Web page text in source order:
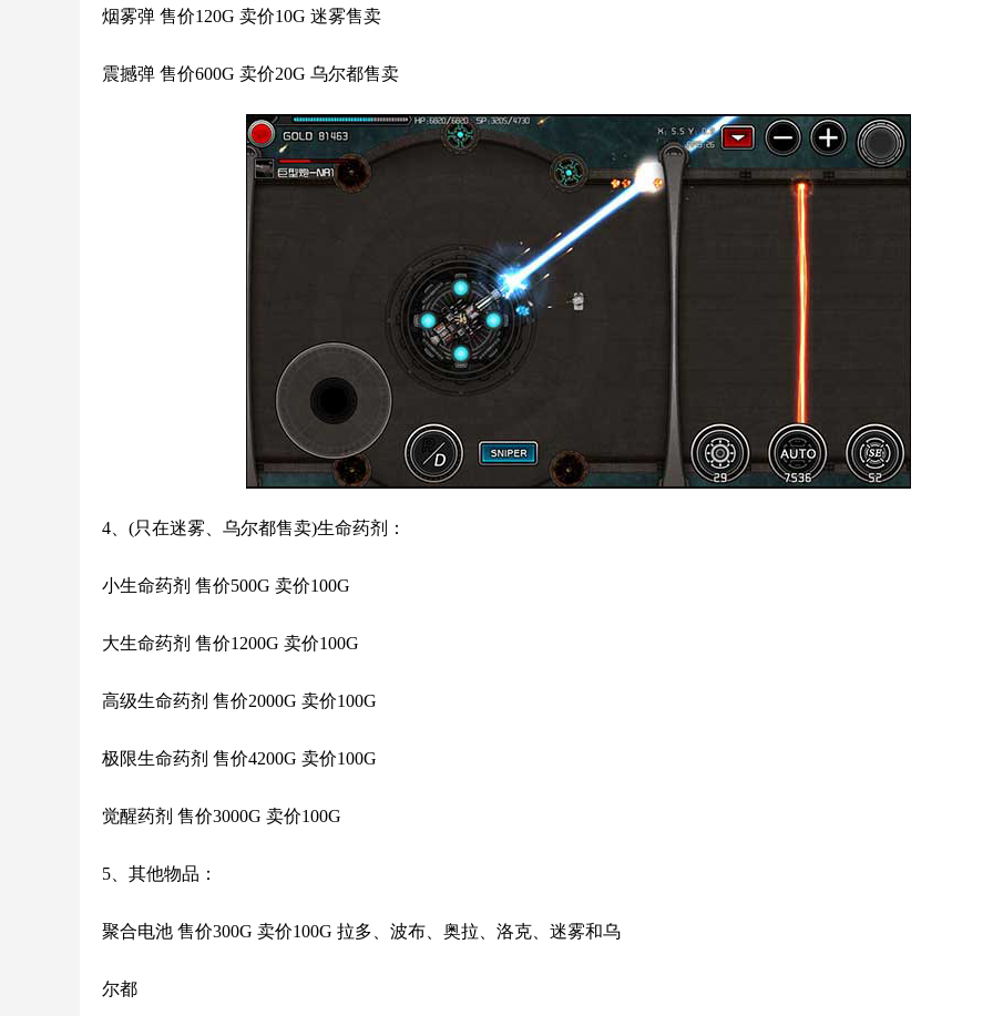
烟雾弹 售价120G 卖价10G 迷雾售卖
震撼弹 售价600G 卖价20G 乌尔都售卖
4、(只在迷雾、乌尔都售卖)生命药剂：
小生命药剂 售价500G 卖价100G
大生命药剂 售价1200G 卖价100G
高级生命药剂 售价2000G 卖价100G
极限生命药剂 售价4200G 卖价100G
觉醒药剂 售价3000G 卖价100G
5、其他物品：
聚合电池 售价300G 卖价100G 拉多、波布、奥拉、洛克、迷雾和乌
尔都